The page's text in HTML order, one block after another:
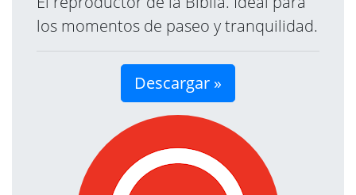
los momentos de paseo y tranquilidad.
Descargar »